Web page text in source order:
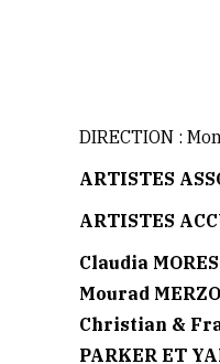
DIRECTION :
ARTISTES
ARTISTES
Claudia
Mourad
Christian &
PARKER ET